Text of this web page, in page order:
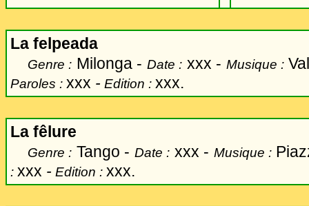
La felpeada
Genre : Milonga - Date : xxx - Musique :
Paroles : xxx - Edition : xxx.
La fêlure
Genre : Tango - Date : xxx - Musique :
: xxx - Edition : xxx.